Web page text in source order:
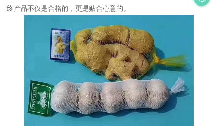
终产品不仅是合格的，更是贴合心意的。